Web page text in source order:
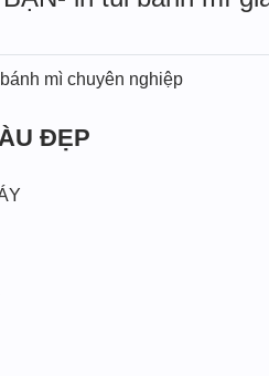
mì chuyên nghiệp
ĐẸP